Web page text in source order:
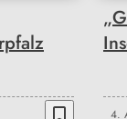
bookmark_border 4.